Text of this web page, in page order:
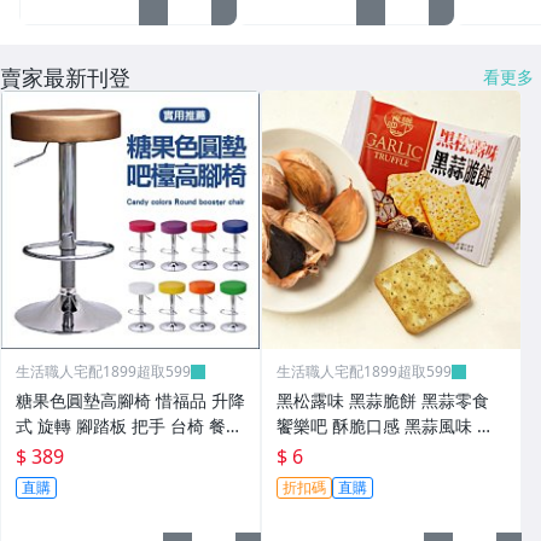
賣家最新刊登 看更多
生活職人宅配1899超取599
糖果色圓墊高腳椅 惜福品 升降
式 旋轉 腳踏板 把手 台椅 餐椅
旋轉椅 生活職人【ZC61】
$ 389
直購
生活職人宅配1899超取599
黑松露味 黑蒜脆餅 黑蒜零食
饗樂吧 酥脆口感 黑蒜風味 下
午茶必備 餅乾 蘇打餅乾 生活
職人【ZU29】
$ 6
折扣碼 直購